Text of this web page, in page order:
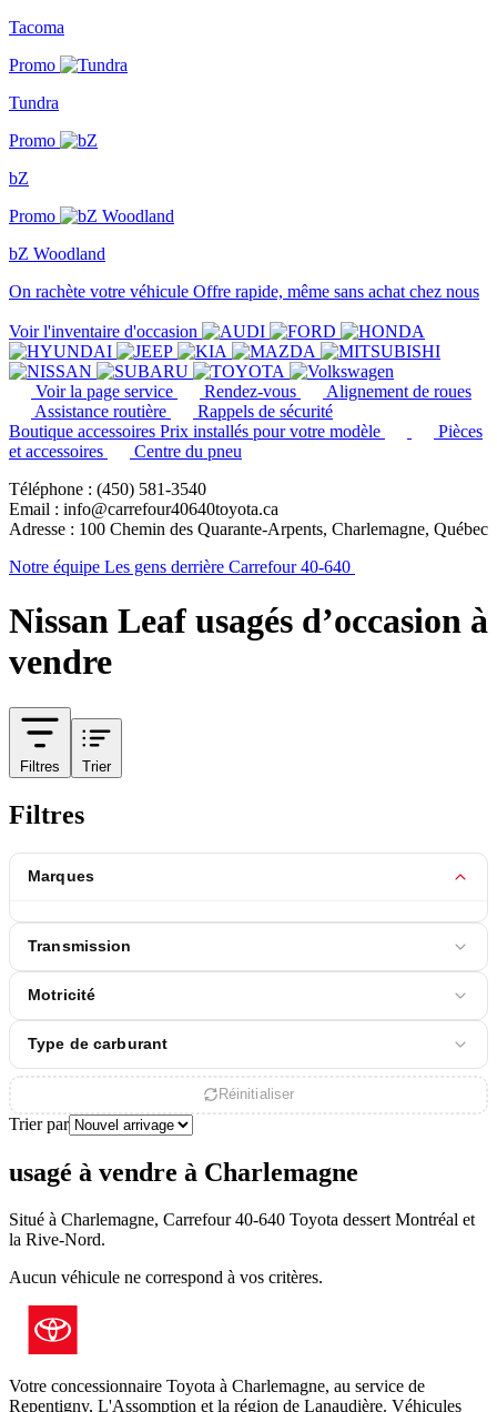
Tacoma
Promo
Tundra
Promo
bZ
Promo
bZ Woodland
On rachète votre véhicule Offre rapide, même sans achat chez nous
Voir l'inventaire d'occasion
Voir la page service Rendez-vous
Alignement de roues
Assistance routière
Rappels de sécurité
Boutique accessoires Prix installés pour votre modèle
Pièces
et accessoires
Centre du pneu
Téléphone : (450) 581-3540
Email : info@carrefour40640toyota.ca
Adresse : 100 Chemin des Quarante-Arpents, Charlemagne, Québec
Notre équipe Les gens derrière Carrefour 40-640
Nissan Leaf usagés d’occasion à
vendre
Filtres Trier
Filtres
Marques
Transmission
Motricité
Type de carburant
Réinitialiser
Trier par
usagé à vendre à Charlemagne
Situé à Charlemagne, Carrefour 40-640 Toyota dessert Montréal et
la Rive-Nord.
Aucun véhicule ne correspond à vos critères.
Votre concessionnaire Toyota à Charlemagne, au service de
Repentigny, L'Assomption et la région de Lanaudière. Véhicules